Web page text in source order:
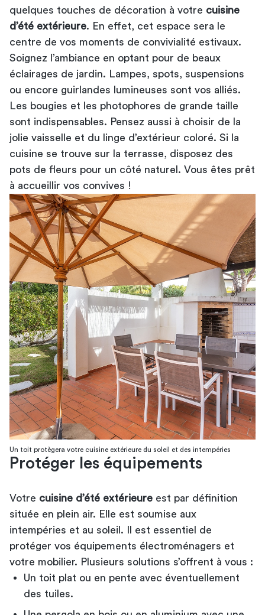
Un toit protègera votre cuisine extérieure du soleil et des intempéries
quelques touches de décoration à votre cuisine
d’été extérieure. En effet, cet espace sera le
centre de vos moments de convivialité estivaux.
Soignez l’ambiance en optant pour de beaux
éclairages de jardin. Lampes, spots, suspensions
ou encore guirlandes lumineuses sont vos alliés.
Les bougies et les photophores de grande taille
sont indispensables. Pensez aussi à choisir de la
jolie vaisselle et du linge d’extérieur coloré. Si la
cuisine se trouve sur la terrasse, disposez des
pots de fleurs pour un côté naturel. Vous êtes prêt
à accueillir vos convives !
Protéger les équipements
Votre cuisine d’été extérieure est par définition
située en plein air. Elle est soumise aux
intempéries et au soleil. Il est essentiel de
protéger vos équipements électroménagers et
votre mobilier. Plusieurs solutions s’offrent à vous :
Un toit plat ou en pente avec éventuellement
des tuiles.